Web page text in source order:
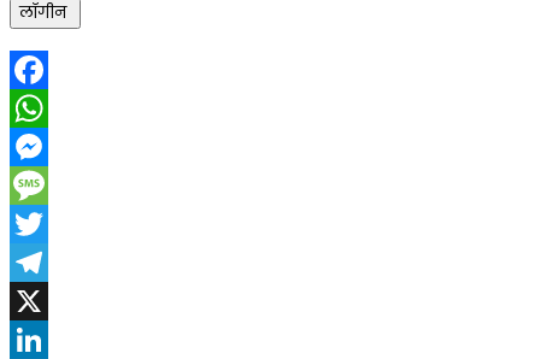
Facebook
WhatsApp
Messenger
Message
Twitter
Telegram
X